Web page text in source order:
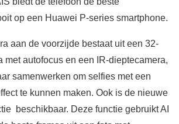
op een Huawei P-series smartphone.
aan de voorzijde bestaat uit een 32-
met autofocus en een IR-dieptecamera,
samenwerken om selfies met een
te kunnen maken. Ook is de nieuwe
beschikbaar. Deze functie gebruikt AI